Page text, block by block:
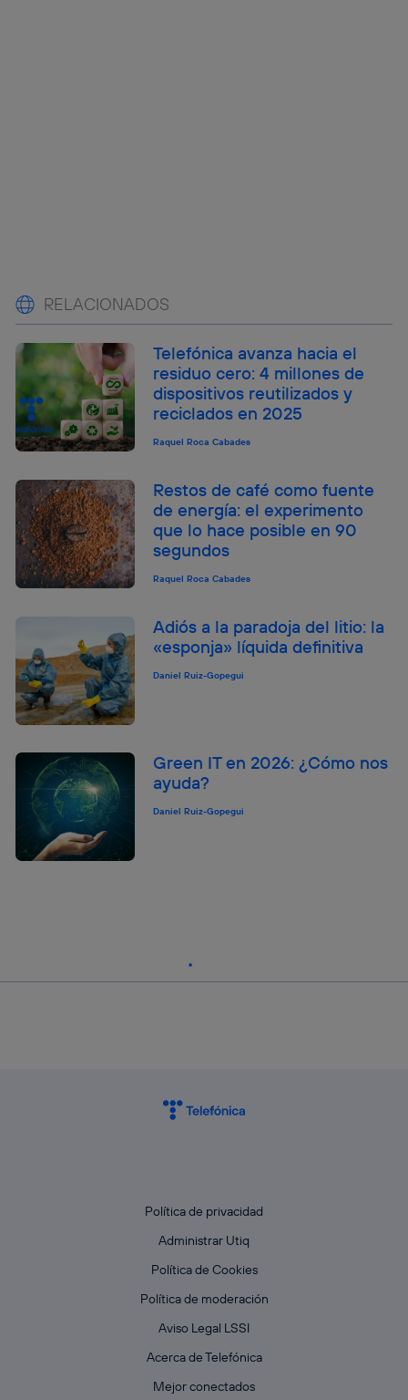
RELACIONADOS
Telefónica avanza hacia el
residuo cero: 4 millones de
dispositivos reutilizados y
reciclados en 2025
Raquel Roca Cabades
Restos de café como fuente
de energía: el experimento
que lo hace posible en 90
segundos
Raquel Roca Cabades
Adiós a la paradoja del litio: la
«esponja» líquida definitiva
Daniel Ruiz-Gopegui
Green IT en 2026: ¿Cómo nos
ayuda?
Daniel Ruiz-Gopegui
Política de privacidad
Administrar Utiq
Política de Cookies
Política de moderación
Aviso Legal LSSI
Acerca de Telefónica
Mejor conectados